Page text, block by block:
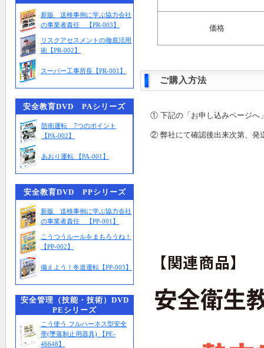
新版 送検事例に学ぶ協力会社
の事業者責任 【PR-003】
リスクアセスメントの徹底活用
術【PR-002】
スーパー工事所長【PR-001】
安全教育DVD PAシリーズ
防衛運転 7つのポイント
【PA-002】
あおり運転 【PA-001】
安全教育DVD PPシリーズ
新版 送検事例に学ぶ協力会社
の事業者責任 【PP-001】
こうつうルールをまもろうね！
【PP-002】
備えよう！冬道運転【PP-003】
安全管理（技能・技術）DVD
PEシリーズ
こう使う フルハーネス型安全
帯(墜落制止用器具) 【PE-
46648】
価格
ご購入方法
① 下記の「お申し込みページへ
② 弊社にて確認後出来次第、発